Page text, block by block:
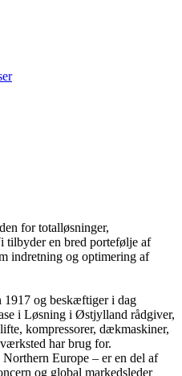
for totalløsninger,
tilbyder en bred portefølje af
indretning og optimering af
1917 og beskæftiger i dag
i Løsning i Østjylland rådgiver,
kompressorer, dækmaskiner,
har brug for.
Europe – er en del af
og global markedsleder